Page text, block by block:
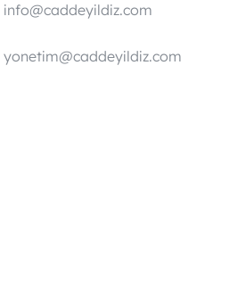
info@caddeyildiz.com
yonetim@caddeyildiz.com